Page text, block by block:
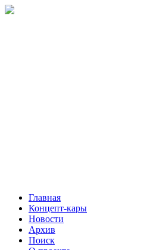
Главная
Концепт-кары
Новости
Архив
Поиск